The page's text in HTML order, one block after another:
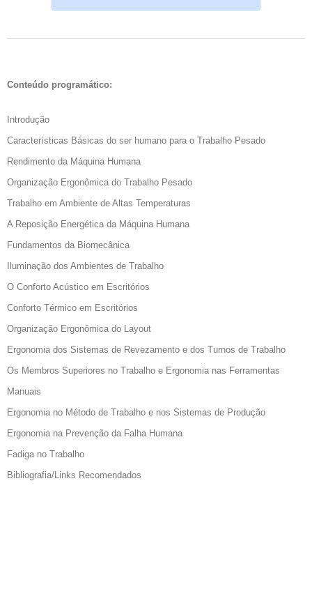
Conteúdo programático:
Introdução
Características Básicas do ser humano para o Trabalho Pesado
Rendimento da Máquina Humana
Organização Ergonômica do Trabalho Pesado
Trabalho em Ambiente de Altas Temperaturas
A Reposição Energética da Máquina Humana
Fundamentos da Biomecânica
Iluminação dos Ambientes de Trabalho
O Conforto Acústico em Escritórios
Conforto Térmico em Escritórios
Organização Ergonômica do Layout
Ergonomia dos Sistemas de Revezamento e dos Turnos de Trabalho
Os Membros Superiores no Trabalho e Ergonomia nas Ferramentas
Manuais
Ergonomia no Método de Trabalho e nos Sistemas de Produção
Ergonomia na Prevenção da Falha Humana
Fadiga no Trabalho
Bibliografia/Links Recomendados